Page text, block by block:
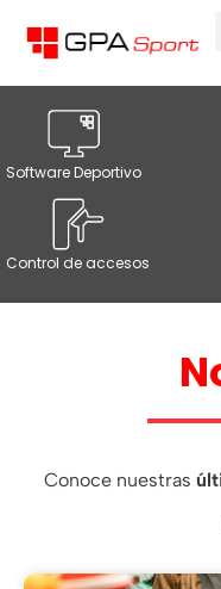
Software Deportivo
Control de accesos
Conoce nuestras